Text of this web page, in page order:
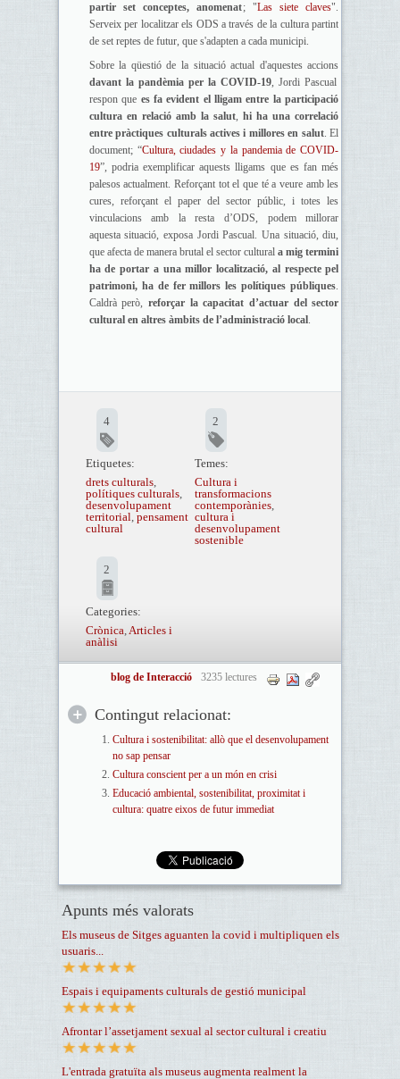
partir set conceptes, anomenat; "Las siete claves".
Serveix per localitzar els ODS a través de la cultura partint
de set reptes de futur, que s'adapten a cada municipi.
Sobre la qüestió de la situació actual d'aquestes accions
davant la pandèmia per la COVID-19, Jordi Pascual
respon que es fa evident el lligam entre la participació
cultura en relació amb la salut,hi ha una correlació
entre pràctiques culturals actives i millores en salut. El
document; “Cultura, ciudades y la pandemia de COVID-
19”, podria exemplificar aquests lligams que es fan més
palesos actualment. Reforçant tot el que té a veure amb les
cures, reforçant el paper del sector públic, i totes les
vinculacions amb la resta d’ODS, podem millorar
aquesta situació, exposa Jordi Pascual. Una situació, diu,
que afecta de manera brutal el sector cultural a mig termini
ha de portar a una millor localització, al respecte pel
patrimoni, ha de fer millors les polítiques públiques.
Caldrà però,reforçar la capacitat d’actuar del sector
cultural en altres àmbits de l’administració local.
4
Etiquetes:
drets culturals,
polítiques culturals,
desenvolupament
territorial, pensament
cultural
2
Temes:
Cultura i
transformacions
contemporànies,
cultura i
desenvolupament
sostenible
2
Categories:
Crònica,Articles i
anàlisi
blog de Interacció 3235 lectures
Contingut relacionat:
Cultura i sostenibilitat: allò que el desenvolupament
no sap pensar
Cultura conscient per a un món en crisi
Educació ambiental, sostenibilitat, proximitat i
cultura: quatre eixos de futur immediat
Apunts més valorats
Els museus de Sitges aguanten la covid i multipliquen els
usuaris...
Espais i equipaments culturals de gestió municipal
Afrontar l’assetjament sexual al sector cultural i creatiu
L'entrada gratuïta als museus augmenta realment la